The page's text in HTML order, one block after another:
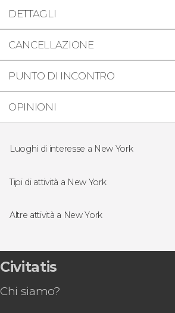
DETTAGLI
CANCELLAZIONE
PUNTO DI INCONTRO
OPINIONI
Luoghi di interesse a New York
Statua della Libertà
Empire State Building
Central Park
Madame Tussauds
Top of The Rock
Tipi di attività a New York
Visite guidate e tour di New York
Escursioni di un giorno a New York
Giri in barca a New York
Musical di Broadway a New York
Altre attività a New York
Biglietti per Edge
Tour dei contrasti di New York
Tour di Harlem e messa Gospel
Civitatis
Chi siamo?